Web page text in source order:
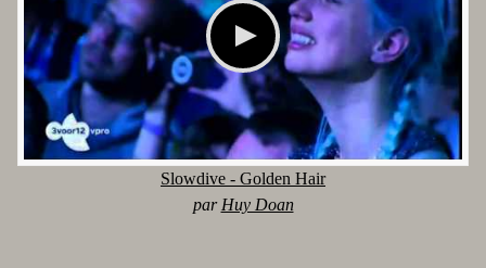
Slowdive - Golden Hair
par Huy Doan